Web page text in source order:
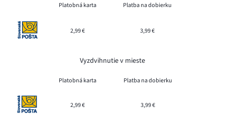
Platobná karta Platba na dobierku
2,99 € 3,99 €
Vyzdvihnutie v mieste
Platobná karta Platba na dobierku
2,99 € 3,99 €